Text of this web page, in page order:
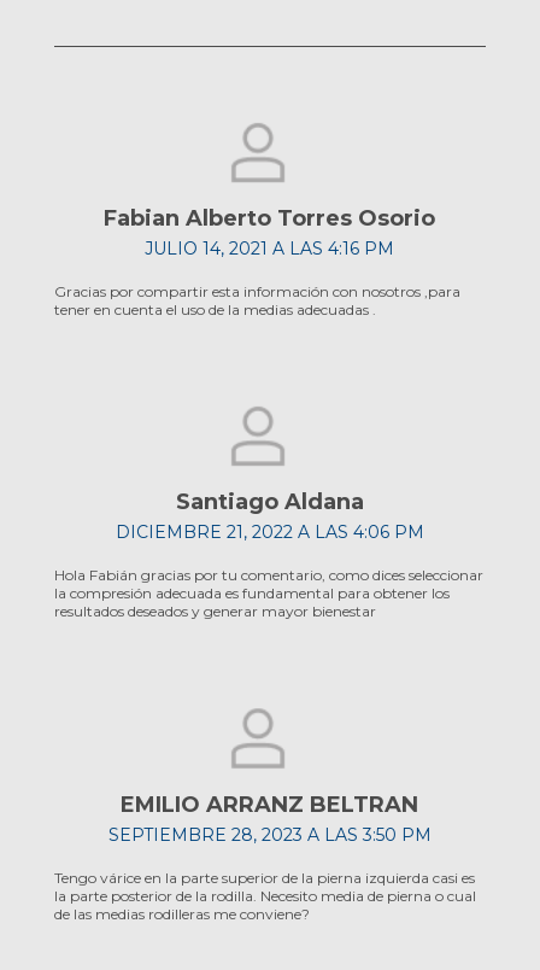
Fabian Alberto Torres Osorio
JULIO 14, 2021 A LAS 4:16 PM
Gracias por compartir esta información con nosotros ,para
tener en cuenta el uso de la medias adecuadas .
Santiago Aldana
DICIEMBRE 21, 2022 A LAS 4:06 PM
Hola Fabián gracias por tu comentario, como dices seleccionar
la compresión adecuada es fundamental para obtener los
resultados deseados y generar mayor bienestar
EMILIO ARRANZ BELTRAN
SEPTIEMBRE 28, 2023 A LAS 3:50 PM
Tengo várice en la parte superior de la pierna izquierda casi es
la parte posterior de la rodilla. Necesito media de pierna o cual
de las medias rodilleras me conviene?